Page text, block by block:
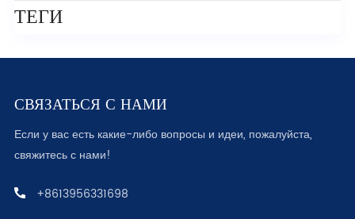
ТЕГИ
СВЯЗАТЬСЯ С НАМИ
Если у вас есть какие-либо вопросы и идеи, пожалуйста,
свяжитесь с нами!
+8613956331698